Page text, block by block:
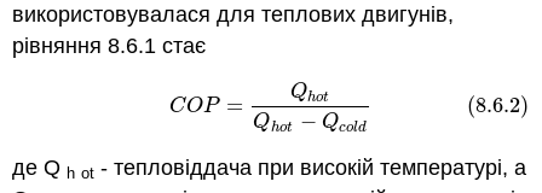
використовувалася для теплових двигунів,
рівняння 8.6.1 стає
COP =
Qhot
Qhot − Qcold
(8.6.2)
(8.6.2)C O tQho
де Qh ot - тепловіддача при високій температурі, а